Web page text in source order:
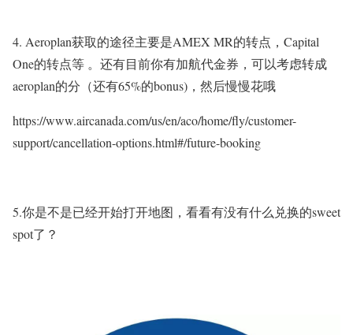
4. Aeroplan获取的途径主要是AMEX MR的转点，Capital
One的转点等 。还有目前你有加航代金券，可以考虑转成
aeroplan的分（还有65%的bonus)，然后慢慢花哦
https://www.aircanada.com/us/en/aco/home/fly/customer-
support/cancellation-options.html#/future-booking
5.你是不是已经开始打开地图，看看有没有什么兑换的sweet
spot了？